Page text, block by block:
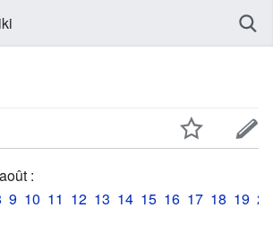
:
9 10 11 12 13 14 15 16 17 18 19 20